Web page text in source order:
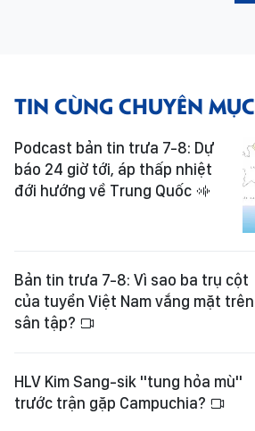
TIN CÙNG CHUYÊN MỤC
Podcast bản tin trưa 7-8: Dự
báo 24 giờ tới, áp thấp nhiệt
đới hướng về Trung Quốc
Bản tin trưa 7-8: Vì sao ba trụ cột
của tuyển Việt Nam vắng mặt trên
sân tập?
HLV Kim Sang-sik "tung hỏa mù"
trước trận gặp Campuchia?